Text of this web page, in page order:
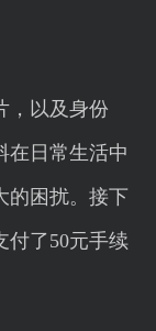
，以及身份
在日常生活中
的困扰。接下
付了50元手续